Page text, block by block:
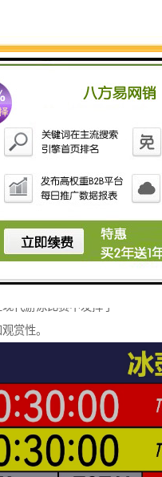
新，让观众和教练及
储比赛成绩，方便后
载选手的历史成绩。
统提供数据分析功
划。
了多种安全措施，以
受外界干扰影响。
代游泳比赛中发挥了
赏性。